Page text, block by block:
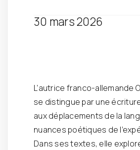
30 mars 2026
L’autrice franco-allemande
se distingue par une
aux déplacements de la
nuances poétiques de
Dans ses textes, elle